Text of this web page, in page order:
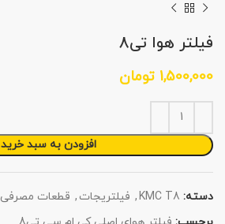
فیلتر هوا تی8
1,500,000 تومان
افزودن به سبد خرید
دسته: KMC T8
, فیلتریجات , قطعات مصرفی